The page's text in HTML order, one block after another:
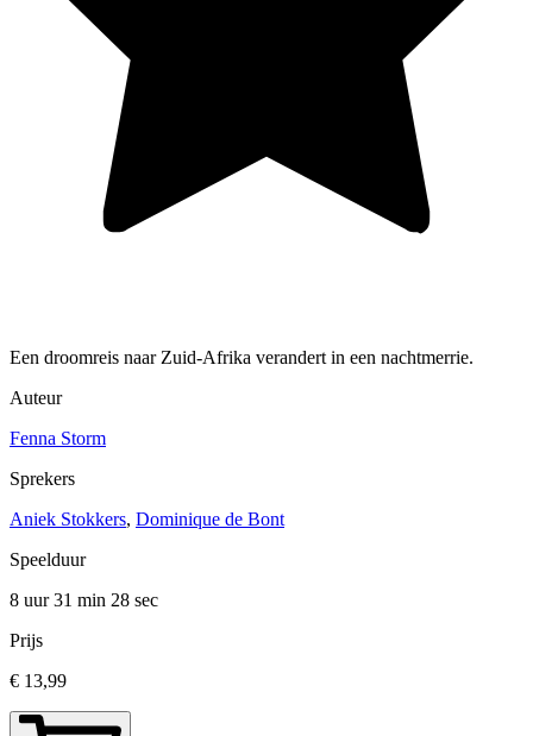
Een droomreis naar Zuid-Afrika verandert in een nachtmerrie.
Auteur
Fenna Storm
Sprekers
Aniek Stokkers, Dominique de Bont
Speelduur
8 uur 31 min 28 sec
Prijs
€ 13,99